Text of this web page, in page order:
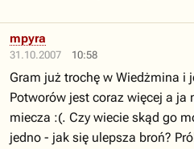
31.10.2007 10:58
mpyra
Gram już trochę w Wiedżmina i
Potworów jest coraz więcej a ja
miecza :(. Czy wiecie skąd go
jedno - jak się ulepsza broń?